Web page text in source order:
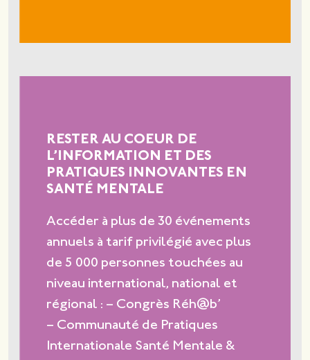
RESTER AU COEUR DE
L’INFORMATION ET DES
PRATIQUES INNOVANTES EN
SANTÉ MENTALE
Accéder à plus de 30 événements
annuels à tarif privilégié avec plus
de 5 000 personnes touchées au
niveau international, national et
régional : – Congrès Réh@b’
– Communauté de Pratiques
Internationale Santé Mentale &